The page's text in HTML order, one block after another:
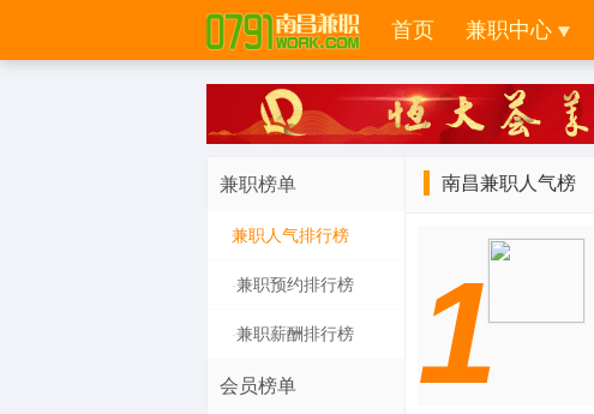
首页 兼职中心
兼职榜单
兼职人气排行榜
·兼职预约排行榜
·兼职薪酬排行榜
会员榜单
南昌兼职人气榜
1